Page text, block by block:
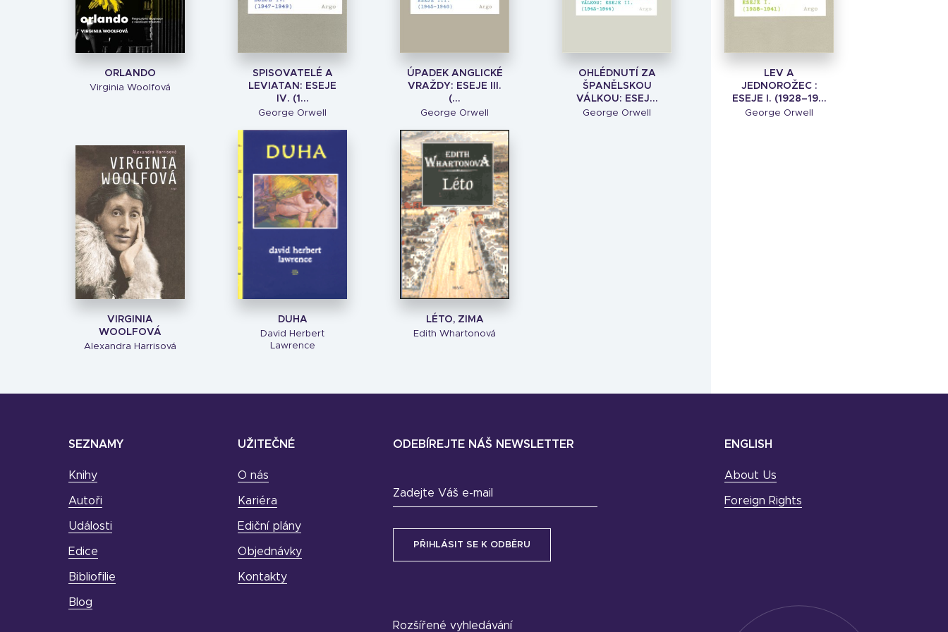
ORLANDO
Virginia Woolfová
SPISOVATELÉ A
LEVIATAN: ESEJE
IV. (1...
George Orwell
ÚPADEK ANGLICKÉ
VRAŽDY: ESEJE III.
(...
George Orwell
OHLÉDNUTÍ ZA
ŠPANĚLSKOU
VÁLKOU: ESEJ...
George Orwell
LEV A
JEDNOROŽEC :
ESEJE I. (1928–19...
George Orwell
VIRGINIA
WOOLFOVÁ
Alexandra Harrisová
DUHA
David Herbert
Lawrence
LÉTO, ZIMA
Edith Whartonová
SEZNAMY
Knihy
Autoři
Události
Edice
Bibliofilie
Blog
UŽITEČNÉ
O nás
Kariéra
Ediční plány
Objednávky
Kontakty
ODEBÍREJTE NÁŠ NEWSLETTER
Zadejte Váš e-mail
Rozšířené vyhledávání
ENGLISH
About Us
Foreign Rights